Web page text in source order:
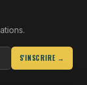
S'INSCRIRE →